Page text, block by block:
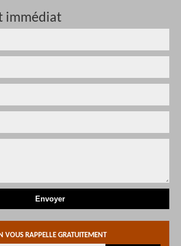
immédiat
VOUS RAPPELLE GRATUITEMENT